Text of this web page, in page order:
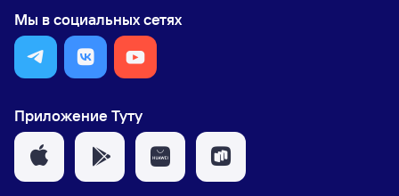
Мы в социальных сетях
Приложение Туту